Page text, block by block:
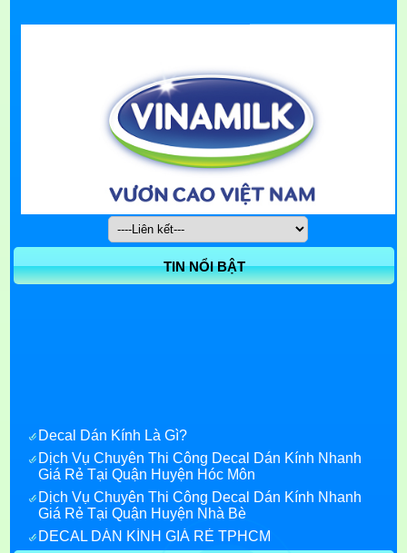
TIN NỔI BẬT
Decal Dán Kính Là Gì?
Dịch Vụ Chuyên Thi Công Decal Dán Kính Nhanh
Giá Rẻ Tại Quận Huyện Hóc Môn
Dịch Vụ Chuyên Thi Công Decal Dán Kính Nhanh
Giá Rẻ Tại Quận Huyện Nhà Bè
DECAL DÁN KÍNH GIÁ RẺ TPHCM